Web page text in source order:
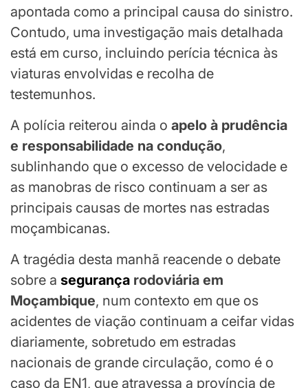
apontada como a principal causa do sinistro.
Contudo, uma investigação mais detalhada
está em curso, incluindo perícia técnica às
viaturas envolvidas e recolha de
testemunhos.
A polícia reiterou ainda o apelo à prudência
e responsabilidade na condução,
sublinhando que o excesso de velocidade e
as manobras de risco continuam a ser as
principais causas de mortes nas estradas
moçambicanas.
A tragédia desta manhã reacende o debate
sobre a segurança rodoviária em
Moçambique, num contexto em que os
acidentes de viação continuam a ceifar vidas
diariamente, sobretudo em estradas
nacionais de grande circulação, como é o
caso da EN1, que atravessa a província de